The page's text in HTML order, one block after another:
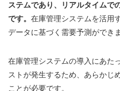
ステムであり、リアルタイムで
です。 在庫管理システムを活用
データに基づく需要予測ができま
在庫管理システムの導入にあた
ストが発生するため、あらかじ
ことが必要です。